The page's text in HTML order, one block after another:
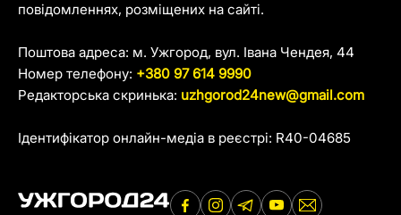
повідомленнях, розміщених на сайті.
Поштова адреса: м. Ужгород, вул. Івана Чендея, 44
Номер телефону: +380 97 614 9990
Редакторська скринька: uzhgorod24new@gmail.com
Ідентифікатор онлайн-медіа в реєстрі: R40-04685